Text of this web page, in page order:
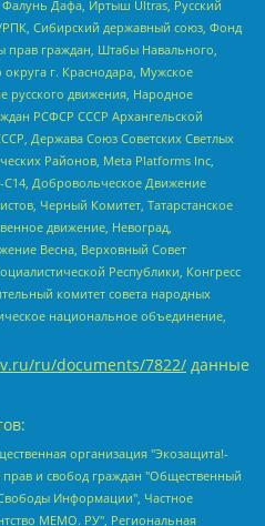
Дафа, Иртыш Ultras, Русский
РПК, Сибирский державный союз, Фонд
граждан, Штабы Навального,
г. Краснодара, Мужское
русского движения, Народное
РСФСР СССР Архангельской
Держава Союз Советских Светлых
Районов, Meta Platforms Inc,
С14, Добровольческое Движение
Черный Комитет, Татарстанское
движение, Невоград,
Весна, Верховный Совет
Республики, Конгресс
комитет совета народных
национальное объединение,
ru/documents/7822/ данные
Общество с ограниченной ответственностью "ЗП", Иванова София Юрьевна, Карезина Инна Павловна, Кильтау Екатерина Викторовна, Петров Алексей Викторович, Пискунов Сергей Евгеньевич, Смирнов Сергей Сергеевич, Тихонов Михаил Сергеевич, Общество с ограниченной ответственностью "ЖУРНАЛИСТ-ИНОСТРАННЫЙ АГЕНТ", Арапова Галина Юрьевна, Вольтская Татьяна Анатольевна, Американская компания "Mason G.E.S. Anonymous Foundation" (США), являющаяся владельцем интернет-издания https://mnews.world/, Компания "Stichting Bellingcat", зарегистрированная в Нидерландах (дата регистрации 11.07.2018), Захаров Андрей Вячеславович, Клепиковская Екатерина Дмитриевна, Общество с ограниченной ответственностью "МЕМО", Перл Роман Александрович, Симонов Евгений Алексеевич, Соловьева Елена Анатольевна, Сотников Даниил Владимирович, Сурначева Елизавета Дмитриевна, Автономная некоммерческая организация по защите прав человека и информированию населения "Якутия – Наше Мнение", Общество с ограниченной ответственностью "Москоу диджитал медиа", с 26.01.2023 Общество с ограниченной ответственностью "Чайка Белые сады", Ветошкина Валерия Валерьевна, Заговора Максим Александрович, Межрегиональное общественное движение "Российская ЛГБТ - сеть", Оленичев Максим Владимирович, Павлов Иван Юрьевич, Скворцова Елена Сергеевна, Общество с ограниченной ответственностью "Как бы инагент", Кочетков Игорь Викторович, Общество с ограниченной ответственностью "Честные выборы", Еланчик Олег Александрович, Общество с ограниченной ответственностью "Нобелевский призыв", Гималова Регина Эмилевна, Григорьев Андрей Валерьевич, Григорьева Алина Александровна, Ассоциация по содействию защите прав призывников, альтернативнослужащих и военнослужащих "Правозащитная группа "Гражданин.Армия.Право", Хисамова Регина Фаритовна, Автономная некоммерческая организация по реализации социально-правовых программ "Лилит", Дальневосточное общественное движение "Маяк", Санкт-Петербургская ЛГБТ-инициативная группа "Выход", Инициативная группа ЛГБТ+ "Реверс", Алексеев Андрей Викторович, Бекбулатова Таисия Львовна, Беляев Иван Михайлович, Владыкина Елена Сергеевна, Гельман Марат Александрович, Никульшина Вероника Юрьевна, Толоконникова Надежда Андреевна, Шендерович Виктор Анатольевич, Общество с ограниченной ответственностью "Данное сообщение", Общество с ограниченной ответственностью Издательский дом "Новая глава", Айнбиндер Александра Александровна, Московский комьюнити-центр для ЛГБТ+инициатив, Благотворительный фонд развития филантропии, Deutsche Welle (Германия, Kurt-Schumacher-Strasse 3, 53113 Bonn), Борзунова Мария Михайловна, Воробьев Виктор Викторович, Голубева Анна Львовна, Константинова Алла Михайловна, Малкова Ирина Владимировна, Мурадов Мурад Абдулгалимович, Осетинская Елизавета Николаевна, Понасенков Евгений Николаевич, Ганапольский Матвей Юрьевич, Киселев Евгений Алексеевич, Борухович Ирина Григорьевна, Дремин Иван Тимофеевич, Дубровский Дмитрий Викторович, Красноярская региональная общественная организация поддержки и развития альтернативных образовательных технологий и межкультурных коммуникаций "ИНТЕРРА", Маяковская Екатерина Алексеевна, Фейгин Марк Захарович, Филимонов Андрей Викторович, Дзугкоева Регина Николаевна, Доброхотов Роман Александрович, Дудь Юрий Александрович, Елкин Сергей Владимирович, Кругликов Кирилл Игоревич, Сабунаева Мария Леонидовна, Семенов Алексей Владимирович, Шаинян Карен Багратович, Шульман Екатерина Михайловна, Асафьев Артур Валерьевич, Вахштайн Виктор Семенович, Венедиктов Алексей Алексеевич, Лушникова Екатерина Евгеньевна, Волков Леонид Михайлович, Невзоров Александр Глебович, Пархоменко Сергей Борисович, Сироткин Ярослав Николаевич, Кара-Мурза Владимир Владимирович, Баранова Наталья Владимировна, Гозман Леонид Яковлевич, Кагарлицкий Борис Юльевич, Климарев Михаил Валерьевич, Милов Владимир Станиславович, Автономная некоммерческая организация Краснодарский центр современного искусства "Типография", Моргенштерн Алишер Тагирович, Соболь Любовь Эдуардовна, Общество с ограниченной ответственностью "ЛИЗА НОРМ", Каспаров Гарри Кимович, Ходорковский Михаил Борисович, Общество с ограниченной ответственностью "Апрельские тезисы", Данилович Ирина Брониславовна, Кашин Олег Владимирович, Петров Николай Владимирович, Пивоваров Алексей Владимирович, Соколов Михаил Владимирович, Цветкова Юлия Владимировна, Чичваркин Евгений Александрович, Комитет против пыток/Команда против пыток, Общество с ограниченной ответственностью "Первый научный", Общество с ограниченной ответственностью "Вертолет и ко", Белоцерковская Вероника Борисовна, Кац Максим Евгеньевич, Лазарева Татьяна Юрьевна, Шаведдинов Руслан Табризович, Яшин Илья Валерьевич, Общество с ограниченной ответственностью "Иноагент ААВ", Алешковский Дмитрий Петрович, Альбац Евгения Марковна, Быков Дмитрий Львович, Галямина Юлия Евгеньевна, Лойко Сергей Леонидович, Мартынов Кирилл Константинович, Медведев Сергей Александрович, Крашенинников Федор Геннадиевич, Гордеева Катерина Вл